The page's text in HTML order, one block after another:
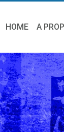
HOME A